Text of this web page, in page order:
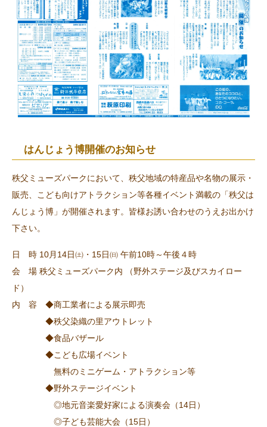
はんじょう博開催のお知らせ
秩父ミューズパークにおいて、秩父地域の特産品や名物の展示・
販売、こども向けアトラクション等各種イベント満載の「秩父は
んじょう博」が開催されます。皆様お誘い合わせのうえお出かけ
下さい。
日 時 10月14日㈯・15日㈰ 午前10時～午後４時
会 場 秩父ミューズパーク内 （野外ステージ及びスカイロー
ド）
内 容 ◆商工業者による展示即売
◆秩父染織の里アウトレット
◆食品バザール
◆こども広場イベント
無料のミニゲーム・アトラクション等
◆野外ステージイベント
◎地元音楽愛好家による演奏会（14日）
◎子ども芸能大会（15日）